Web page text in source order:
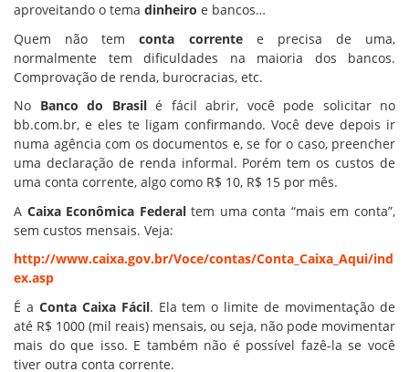
aproveitando o tema dinheiro e bancos…
Quem não temconta correntee precisa de uma,
normalmente tem dificuldades na maioria dos bancos.
Comprovação de renda, burocracias, etc.
No Banco do Brasilé fácil abrir, você pode solicitar no
bb.com.br, e eles te ligam confirmando. Você deve depois ir
numa agência com os documentos e, se for o caso, preencher
uma declaração de renda informal. Porém tem os custos de
uma conta corrente, algo como R$ 10, R$ 15 por mês.
A Caixa Econômica Federaltem uma conta “mais em conta”,
sem custos mensais. Veja:
http://www.caixa.gov.br/Voce/contas/Conta_Caixa_Aqui/ind
ex.asp
É a Conta Caixa Fácil. Ela tem o limite de movimentação de
até R$ 1000 (mil reais) mensais, ou seja, não pode movimentar
mais do que isso. E também não é possível fazê-la se você
tiver outra conta corrente.